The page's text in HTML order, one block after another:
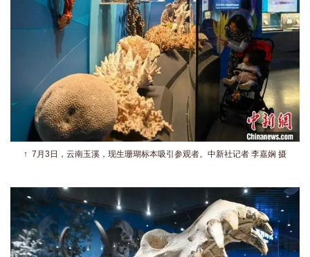
↑ 7月3日，云南玉溪，现生珊瑚标本吸引参观者。 中新社记者 李嘉娴 摄